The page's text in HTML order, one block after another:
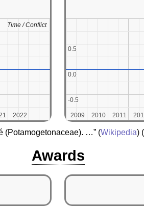
2022
2022
Time / Conflict
Time / Conflict
2009
2009 2010
2010 2011
2011
-0.5
-0.5
0.0
0.0
0.5
0.5
(Potamogetonaceae). …” (Wikipedia) (
Awards